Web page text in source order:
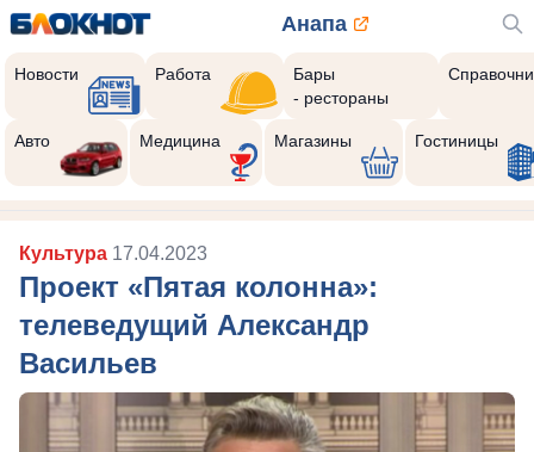
Анапа
Новости Работа
Бары
- рестораны
Авто Медицина Магазины Гостиницы
Культура 17.04.2023
Проект «Пятая колонна»:
телеведущий Александр
Васильев